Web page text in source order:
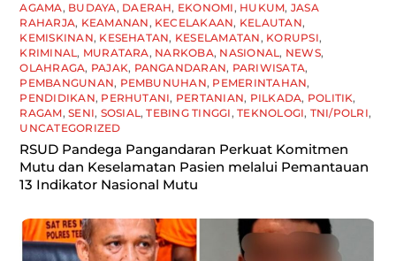
AGAMA, BUDAYA, DAERAH, EKONOMI, HUKUM, JASA
RAHARJA, KEAMANAN, KECELAKAAN, KELAUTAN,
KEMISKINAN, KESEHATAN, KESELAMATAN, KORUPSI,
KRIMINAL, MURATARA, NARKOBA, NASIONAL, NEWS,
OLAHRAGA, PAJAK, PANGANDARAN, PARIWISATA,
PEMBANGUNAN, PEMBUNUHAN, PEMERINTAHAN,
PENDIDIKAN, PERHUTANI, PERTANIAN, PILKADA, POLITIK,
RAGAM,SENI, SOSIAL,TEBING TINGGI,TEKNOLOGI, TNI/POLRI,
UNCATEGORIZED
RSUD Pandega Pangandaran Perkuat Komitmen
Mutu dan Keselamatan Pasien melalui Pemantauan
13 Indikator Nasional Mutu